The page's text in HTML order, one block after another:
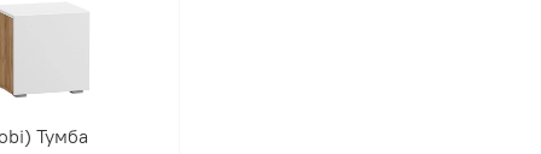
Тумба